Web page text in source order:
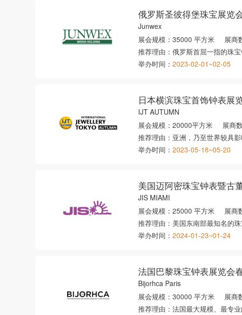
俄罗斯圣彼得堡珠宝展览
Junwex
展会规模： 35000 平方米 展商
推荐理由： 俄罗斯首屈一指的珠
举办时间： 2023-02-01~02-05
日本横滨珠宝首饰钟表展
IJT AUTUMN
展会规模： 20000平方米 展商
推荐理由： 亚洲，乃至世界较具
举办时间： 2023-05-18~05-20
美国迈阿密珠宝钟表暨古
JIS MIAMI
展会规模： 25000 平方米 展商
推荐理由： 美国东南部最知名的
举办时间： 2024-01-23~01-24
法国巴黎珠宝钟表展览会
Bijorhca Paris
展会规模： 30000 平方米 展商
推荐理由： 法国最大规模、最专